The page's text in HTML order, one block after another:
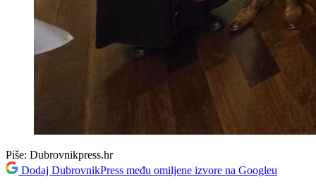
Piše: Dubrovnikpress.hr
Dodaj DubrovnikPress među omiljene izvore na Googleu